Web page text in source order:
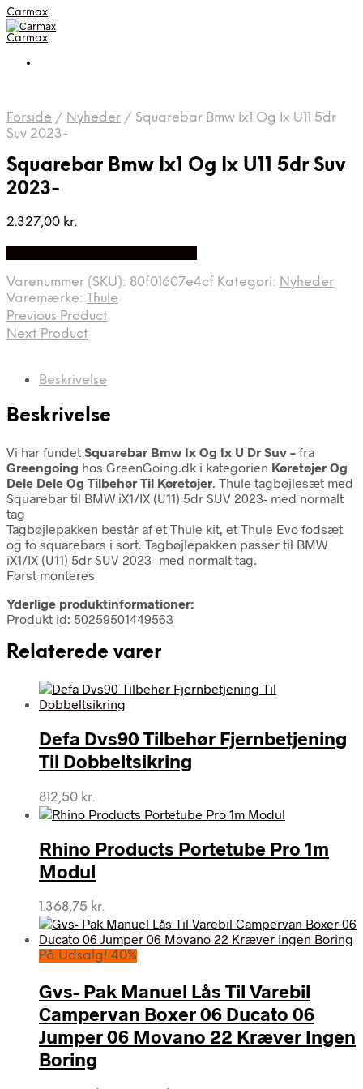
Carmax
Carmax
Forside / Nyheder / Squarebar Bmw Ix1 Og Ix U11 5dr
Suv 2023-
Squarebar Bmw Ix1 Og Ix U11 5dr Suv
2023-
2.327,00 kr.
Varenummer (SKU): 80f01607e4cf Kategori: Nyheder
Varemærke: Thule
Previous Product
Next Product
Beskrivelse
Beskrivelse
Vi har fundet Squarebar Bmw Ix Og Ix U Dr Suv – fra
Greengoing hos GreenGoing.dk i kategorien Køretøjer Og
Dele Dele Og Tilbehør Til Køretøjer. Thule tagbøjlesæt med
Squarebar til BMW iX1/IX (U11) 5dr SUV 2023- med normalt
tag
Tagbøjlepakken består af et Thule kit, et Thule Evo fodsæt
og to squarebars i sort. Tagbøjlepakken passer til BMW
iX1/IX (U11) 5dr SUV 2023- med normalt tag.
Først monteres
Yderlige produktinformationer:
Produkt id: 50259501449563
Relaterede varer
Defa Dvs90 Tilbehør Fjernbetjening
Til Dobbeltsikring
812,50 kr.
Rhino Products Portetube Pro 1m
Modul
1.368,75 kr.
På Udsalg! 40%
Gvs- Pak Manuel Lås Til Varebil
Campervan Boxer 06 Ducato 06
Jumper 06 Movano 22 Kræver Ingen
Boring